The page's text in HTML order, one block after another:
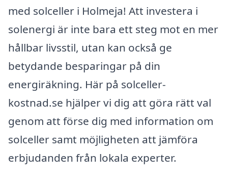
med solceller i Holmeja! Att investera i
solenergi är inte bara ett steg mot en mer
hållbar livsstil, utan kan också ge
betydande besparingar på din
energiräkning. Här på solceller-
kostnad.se hjälper vi dig att göra rätt val
genom att förse dig med information om
solceller samt möjligheten att jämföra
erbjudanden från lokala experter.